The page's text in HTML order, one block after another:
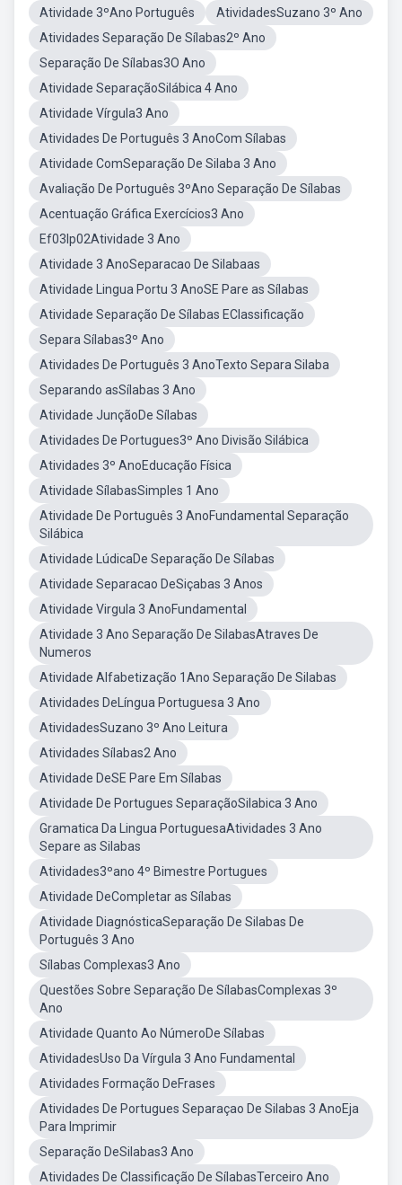
Atividade 3ºAno Português
AtividadesSuzano 3º Ano
Atividades Separação De Sílabas2º Ano
Separação De Sílabas3O Ano
Atividade SeparaçãoSilábica 4 Ano
Atividade Vírgula3 Ano
Atividades De Português 3 AnoCom Sílabas
Atividade ComSeparação De Silaba 3 Ano
Avaliação De Português 3ºAno Separação De Sílabas
Acentuação Gráfica Exercícios3 Ano
Ef03lp02Atividade 3 Ano
Atividade 3 AnoSeparacao De Silabaas
Atividade Lingua Portu 3 AnoSE Pare as Sílabas
Atividade Separação De Sílabas EClassificação
Separa Sílabas3º Ano
Atividades De Português 3 AnoTexto Separa Silaba
Separando asSílabas 3 Ano
Atividade JunçãoDe Sílabas
Atividades De Portugues3º Ano Divisão Silábica
Atividades 3º AnoEducação Física
Atividade SílabasSimples 1 Ano
Atividade De Português 3 AnoFundamental Separação
Silábica
Atividade LúdicaDe Separação De Sílabas
Atividade Separacao DeSiçabas 3 Anos
Atividade Virgula 3 AnoFundamental
Atividade 3 Ano Separação De SilabasAtraves De
Numeros
Atividade Alfabetização 1Ano Separação De Silabas
Atividades DeLíngua Portuguesa 3 Ano
AtividadesSuzano 3º Ano Leitura
Atividades Sílabas2 Ano
Atividade DeSE Pare Em Sílabas
Atividade De Portugues SeparaçãoSilabica 3 Ano
Gramatica Da Lingua PortuguesaAtividades 3 Ano
Separe as Silabas
Atividades3ºano 4º Bimestre Portugues
Atividade DeCompletar as Sílabas
Atividade DiagnósticaSeparação De Silabas De
Português 3 Ano
Sílabas Complexas3 Ano
Questões Sobre Separação De SílabasComplexas 3º
Ano
Atividade Quanto Ao NúmeroDe Sílabas
AtividadesUso Da Vírgula 3 Ano Fundamental
Atividades Formação DeFrases
Atividades De Portugues Separaçao De Silabas 3 AnoEja
Para Imprimir
Separação DeSilabas3 Ano
Atividades De Classificação De SílabasTerceiro Ano